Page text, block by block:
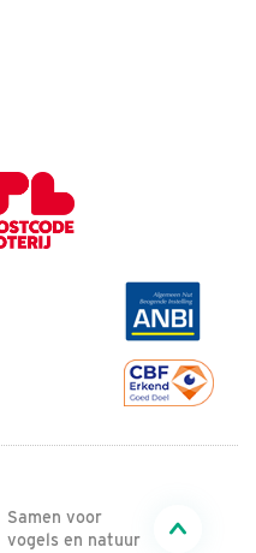
Samen voor
vogels en natuur